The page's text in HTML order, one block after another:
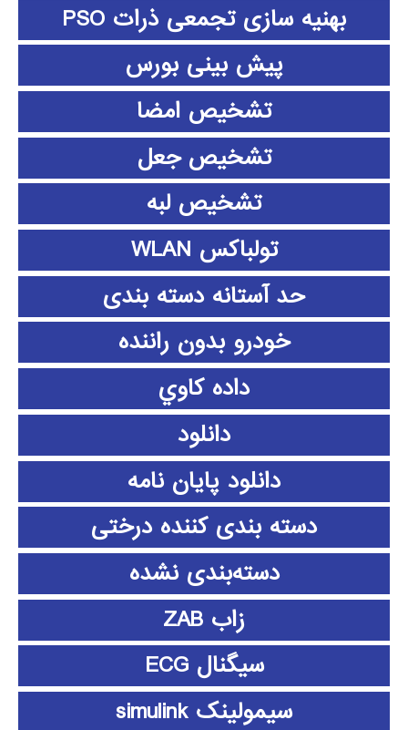
بهنیه سازی تجمعی ذرات PSO
پیش بینی بورس
تشخیص امضا
تشخیص جعل
تشخیص لبه
تولباکس WLAN
حد آستانه دسته بندی
خودرو بدون راننده
داده كاوي
دانلود
دانلود پايان نامه
دسته بندی کننده درختی
دسته‌بندی نشده
زاب ZAB
سیگنال ECG
سیمولینک simulink